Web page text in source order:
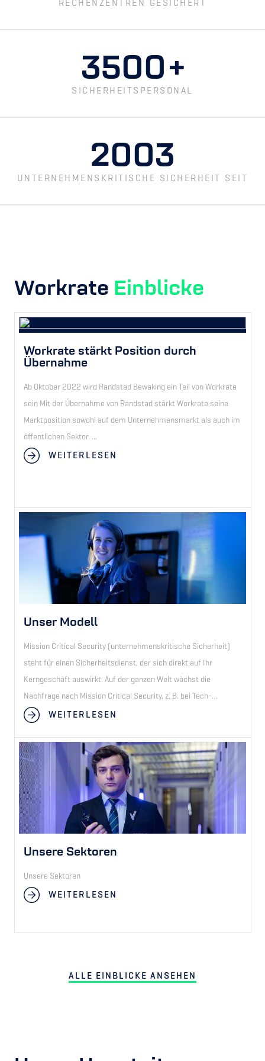
RECHENZENTREN GESICHERT
3500+
SICHERHEITSPERSONAL
2003
UNTERNEHMENSKRITISCHE SICHERHEIT SEIT
Workrate Einblicke
Workrate stärkt Position durch
Übernahme
Ab Oktober 2022 wird Randstad Bewaking ein Teil von Workrate
sein Mit der Übernahme von Randstad stärkt Workrate seine
Marktposition sowohl auf dem Unternehmensmarkt als auch im
öffentlichen Sektor. ...
WEITERLESEN
Unser Modell
Mission Critical Security (unternehmenskritische Sicherheit)
steht für einen Sicherheitsdienst, der sich direkt auf Ihr
Kerngeschäft auswirkt. Auf der ganzen Welt wächst die
Nachfrage nach Mission Critical Security, z. B. bei Tech-
Unternehmen, Pharmaunternehmen, Finanzinstituten und
höheres Sicherheitsniveau als den Standard-
Sicherheitsbeauftragten an der Rezeption. Nur
Sicherheitsunternehmen mit einem technologieorientierten
Ansatz und einer entsprechenden Methodik können weltweit
konsistente Mission Critical Security liefern.
WEITERLESEN
Unsere Sektoren
Unsere Sektoren
WEITERLESEN
ALLE EINBLICKE ANSEHEN